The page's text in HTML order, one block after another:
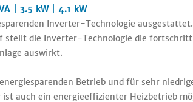
| 3.5 kW | 4.1 kW
Inverter-Technologie
stellt die Inverter-Technologie die
auswirkt.
Betrieb und für sehr
auch ein energieeffizienter Heizbetrieb